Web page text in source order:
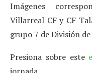
Imágenes
Villarreal CF y CF
grupo 7 de División
Presiona sobre este